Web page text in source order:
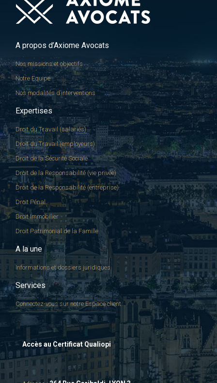
A propos d’Axiome Avocats
Nos missions et objectifs
Notre Equipe
Nos modalités d’interventions
Expertises
Droit du Travail (salariés)
Droit du Travail (employeurs)
Droit de la Sécurité Sociale
Droit de la Responsabilité (vie privée)
Droit de la Responsabilité (entreprise)
Droit Pénal
Droit Immobilier
Droit Patrimonial de la Famille
A la une
Informations et dossiers juridiques
Services
Connectez-vous sur notre Espace client
Accès au Certificat Qualiopi